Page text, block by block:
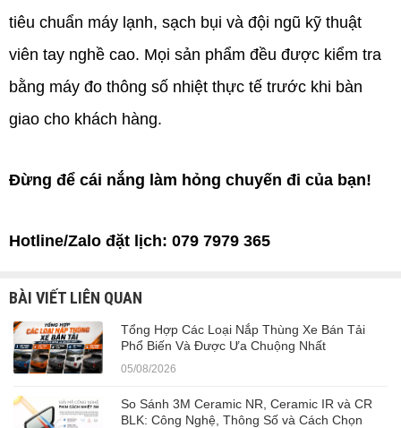
tiêu chuẩn máy lạnh, sạch bụi và đội ngũ kỹ thuật
viên tay nghề cao. Mọi sản phẩm đều được kiểm tra
bằng máy đo thông số nhiệt thực tế trước khi bàn
giao cho khách hàng.
Đừng để cái nắng làm hỏng chuyến đi của bạn!
Hotline/Zalo đặt lịch: 079 7979 365
BÀI VIẾT LIÊN QUAN
Tổng Hợp Các Loại Nắp Thùng Xe Bán Tải
Phổ Biến Và Được Ưa Chuộng Nhất
05/08/2026
So Sánh 3M Ceramic NR, Ceramic IR và CR
BLK: Công Nghệ, Thông Số và Cách Chọn